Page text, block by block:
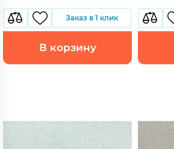
Заказ в 1 клик
В корзину